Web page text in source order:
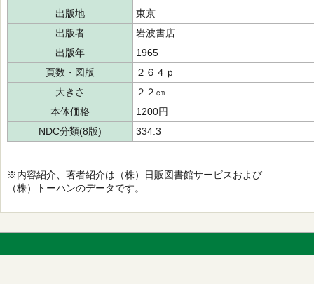
出版地
東京
出版者
岩波書店
出版年
1965
頁数・図版
２６４ｐ
大きさ
２２㎝
本体価格
1200円
NDC分類(8版)
334.3
※内容紹介、著者紹介は（株）日販図書館サービスおよび
（株）トーハンのデータです。